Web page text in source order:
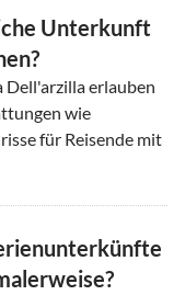
Unterkunft
erlauben
wie
für Reisende mit